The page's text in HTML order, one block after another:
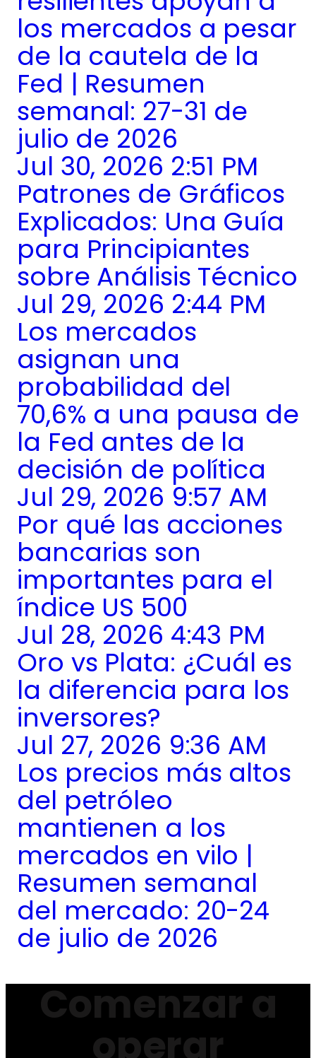
los mercados a pesar
de la cautela de la
Fed | Resumen
semanal: 27-31 de
julio de 2026
Jul 30, 2026 2:51 PM
Patrones de Gráficos
Explicados: Una Guía
para Principiantes
sobre Análisis Técnico
Jul 29, 2026 2:44 PM
Los mercados
asignan una
probabilidad del
70,6% a una pausa de
la Fed antes de la
decisión de política
Jul 29, 2026 9:57 AM
Por qué las acciones
bancarias son
importantes para el
índice US 500
Jul 28, 2026 4:43 PM
Oro vs Plata: ¿Cuál es
la diferencia para los
inversores?
Jul 27, 2026 9:36 AM
Los precios más altos
del petróleo
mantienen a los
mercados en vilo |
Resumen semanal
del mercado: 20-24
de julio de 2026
Comenzar a
operar